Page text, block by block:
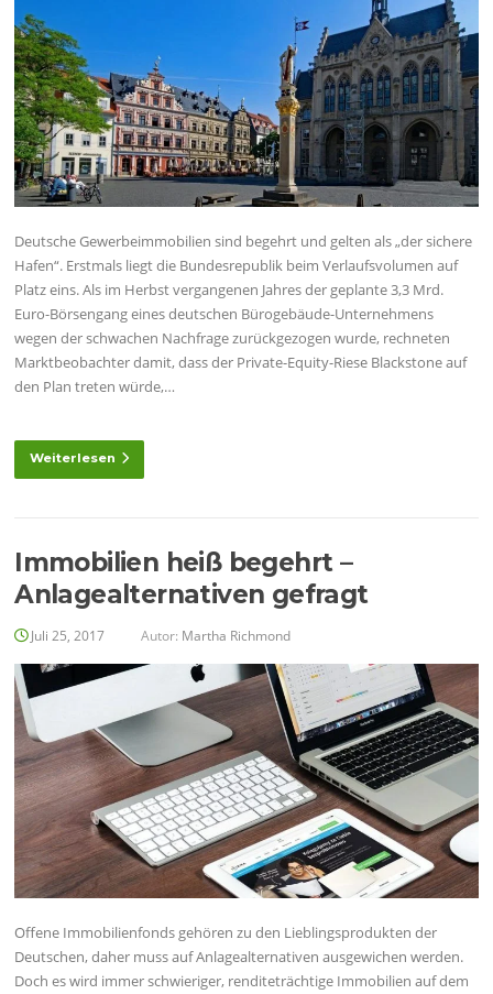
Deutsche Gewerbeimmobilien sind begehrt und gelten als „der sichere
Hafen“. Erstmals liegt die Bundesrepublik beim Verlaufsvolumen auf
Platz eins. Als im Herbst vergangenen Jahres der geplante 3,3 Mrd.
Euro-Börsengang eines deutschen Bürogebäude-Unternehmens
wegen der schwachen Nachfrage zurückgezogen wurde, rechneten
Marktbeobachter damit, dass der Private-Equity-Riese Blackstone auf
den Plan treten würde,…
Weiterlesen
Immobilien heiß begehrt –
Anlagealternativen gefragt
Juli 25, 2017 Autor: Martha Richmond
Offene Immobilienfonds gehören zu den Lieblingsprodukten der
Deutschen, daher muss auf Anlagealternativen ausgewichen werden.
Doch es wird immer schwieriger, renditeträchtige Immobilien auf dem